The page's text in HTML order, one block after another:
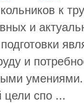
к
и
и
цели спо ...